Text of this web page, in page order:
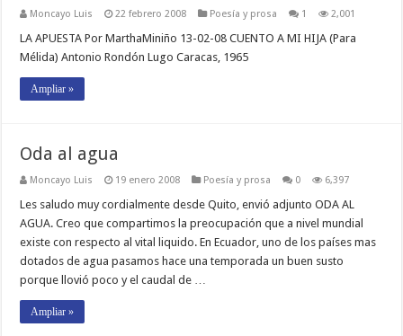
Moncayo Luis 22 febrero 2008 Poesí­a y prosa 1 2,001
LA APUESTA Por MarthaMiniño 13-02-08 CUENTO A MI HIJA (Para
Mélida) Antonio Rondón Lugo Caracas, 1965
Ampliar »
Oda al agua
Moncayo Luis 19 enero 2008 Poesí­a y prosa 0 6,397
Les saludo muy cordialmente desde Quito, envió adjunto ODA AL
AGUA. Creo que compartimos la preocupación que a nivel mundial
existe con respecto al vital liquido. En Ecuador, uno de los países mas
dotados de agua pasamos hace una temporada un buen susto
porque llovió poco y el caudal de …
Ampliar »